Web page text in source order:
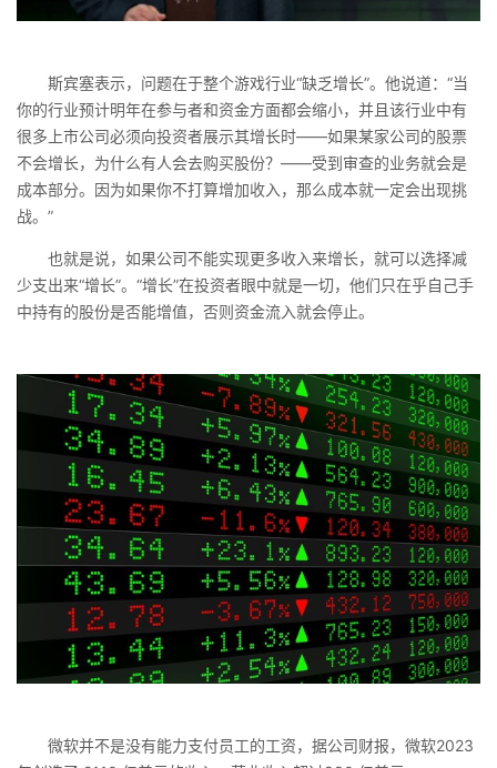
斯宾塞表示，问题在于整个游戏行业“缺乏增长”。他说道：“当
你的行业预计明年在参与者和资金方面都会缩小，并且该行业中有
很多上市公司必须向投资者展示其增长时——如果某家公司的股票
不会增长，为什么有人会去购买股份？——受到审查的业务就会是
成本部分。因为如果你不打算增加收入，那么成本就一定会出现挑
战。”
也就是说，如果公司不能实现更多收入来增长，就可以选择减
少支出来“增长”。“增长”在投资者眼中就是一切，他们只在乎自己手
中持有的股份是否能增值，否则资金流入就会停止。
微软并不是没有能力支付员工的工资，据公司财报，微软2023